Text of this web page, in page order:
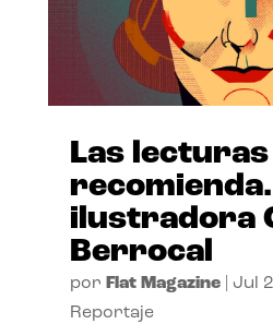
Las
ilustradora
Berrocal
por Flat Magazine| Jul
Reportaje